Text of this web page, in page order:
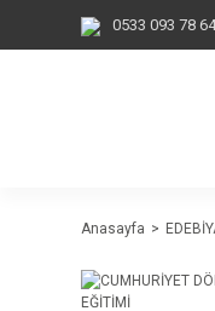
0533 093 78 64
Anasayfa